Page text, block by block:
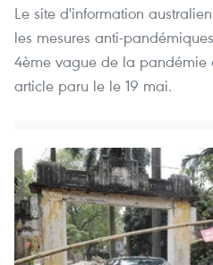
Le site d'information
les mesures anti-
4ème vague de la pandémie
article paru le le 19 mai.